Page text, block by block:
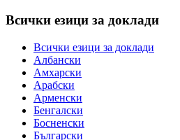
Всички езици за доклади
Всички езици за доклади
Албански
Амхарски
Арабски
Арменски
Бенгалски
Босненски
Български